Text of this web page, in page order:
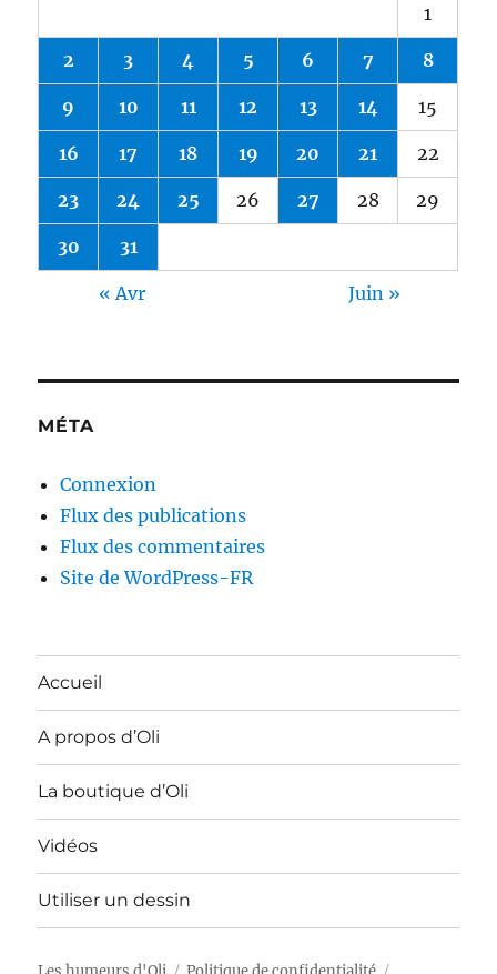
1
2 3 4 5 6 7 8
9 10 11 12 13 14 15
16 17 18 19 20 21 22
23 24 25 26 27 28 29
30 31
« Avr Juin »
MÉTA
Connexion
Flux des publications
Flux des commentaires
Site de WordPress-FR
Accueil
A propos d’Oli
La boutique d’Oli
Vidéos
Utiliser un dessin